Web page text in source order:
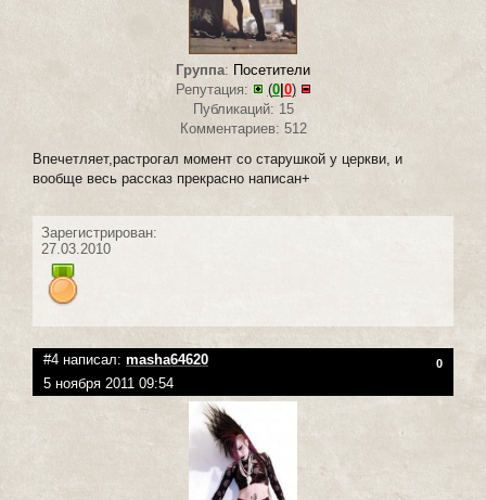
Группа: Посетители
Репутация:
(0|0)
Публикаций: 15
Комментариев: 512
Впечетляет,растрогал момент со старушкой у церкви, и
вообще весь рассказ прекрасно написан+
Зарегистрирован:
27.03.2010
#4 написал: masha64620 0
5 ноября 2011 09:54